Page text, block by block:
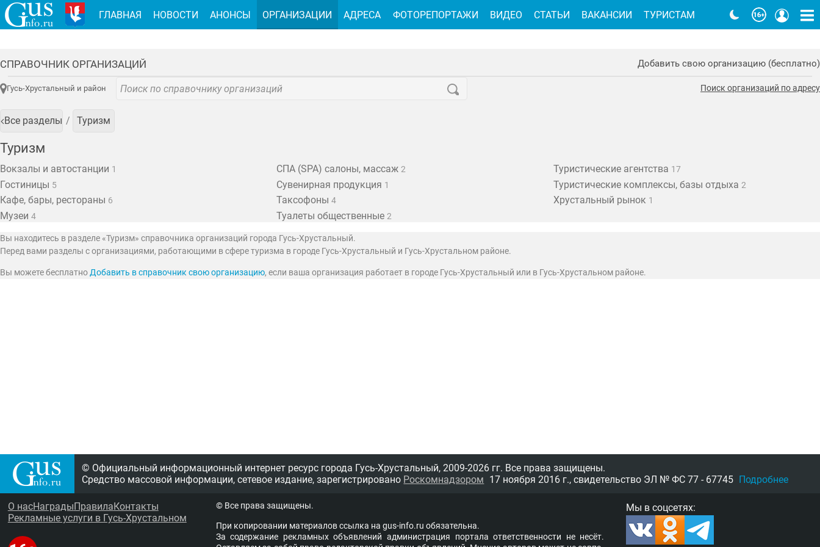
СПРАВОЧНИК ОРГАНИЗАЦИЙ Добавить свою организацию (бесплатно)
Гусь-Хрустальный и район Поиск организаций по адресу
Все разделы Туризм
Туризм
Вокзалы и автостанции 1
Гостиницы 5
Кафе, бары, рестораны 6
Музеи 4
СПА (SPA) салоны, массаж2
Сувенирная продукция 1
Таксофоны4
Туалеты общественные2
Туристические агентства 17
Туристические комплексы, базы отдыха 2
Хрустальный рынок 1
Вы находитесь в разделе «Туризм» справочника организаций города Гусь-Хрустальный.
Перед вами разделы с организациями, работающими в сфере туризма в городе Гусь-Хрустальный и Гусь-Хрустальном районе.
Вы можете бесплатноДобавить в справочник свою организацию, если ваша организация работает в городе Гусь-Хрустальный или в Гусь-Хрустальном районе.
ГЛАВНАЯ НОВОСТИ АНОНСЫ ОРГАНИЗАЦИИ АДРЕСА ФОТОРЕПОРТАЖИ ВИДЕО СТАТЬИ ВАКАНСИИ ТУРИСТАМ
© Официальный информационный интернет ресурс города Гусь-Хрустальный, 2009-2026 гг. Все права защищены.
Средство массовой информации, сетевое издание, зарегистрировано Роскомнадзором 17 ноября 2016 г., свидетельство ЭЛ № ФС 77 - 67745 Подробнее
Мы в соцсетях:
О насНаграды Правила Контакты
Рекламные услуги в Гусь-Хрустальном
© Все права защищены.
При копировании материалов ссыл­ка на gus-info.ru обя­за­тель­на.
За содержание рекламных объявлений администра­ция пор­та­ла от­вет­ствен­но­сти не несёт.